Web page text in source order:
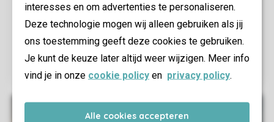
interesses en om advertenties te personaliseren.
Deze technologie mogen wij alleen gebruiken als jij
ons toestemming geeft deze cookies te gebruiken.
Je kunt de keuze later altijd weer wijzigen. Meer info
vind je in onze cookie policy en privacy policy.
Alle cookies accepteren